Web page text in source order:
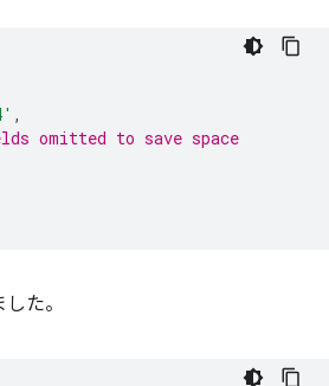
,
omitted to save space
た。